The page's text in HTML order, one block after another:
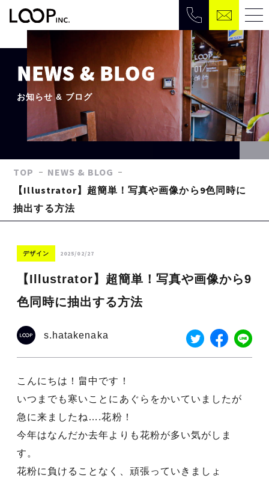
NEWS & BLOG
お知らせ & ブログ
TOP
NEWS & BLOG
【Illustrator】超簡単！写真や画像から9色同時に
抽出する方法
デザイン 2025/02/27
【Illustrator】超簡単！写真や画像から9
色同時に抽出する方法
s.hatakenaka
こんにちは！畠中です！
いつまでも寒いことにあぐらをかいていましたが
急に来ましたね….花粉！
今年はなんだか去年よりも花粉が多い気がしま
す。
花粉に負けることなく、頑張っていきましょ